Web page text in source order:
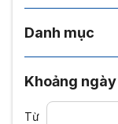
Danh mục
Khoảng ngày
Từ